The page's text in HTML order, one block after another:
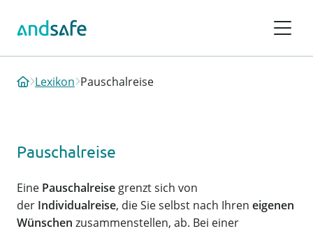
Lexikon Pauschalreise
Pauschalreise
Eine Pauschalreise grenzt sich von
der Individualreise, die Sie selbst nach Ihren eigenen
Wünschen zusammenstellen, ab. Bei einer